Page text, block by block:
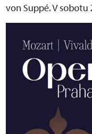
von Suppé. V